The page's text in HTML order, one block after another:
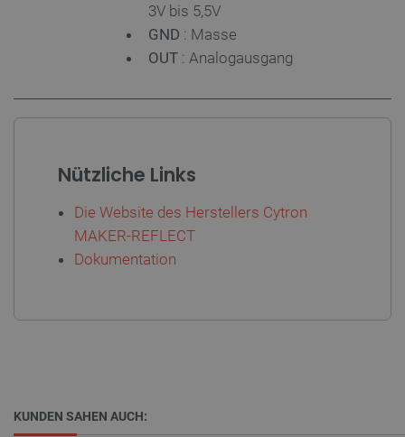
3V bis 5,5V
GND : Masse
OUT : Analogausgang
Nützliche Links
Die Website des Herstellers Cytron
MAKER-REFLECT
Dokumentation
KUNDEN SAHEN AUCH:
isListDisplay botland.de